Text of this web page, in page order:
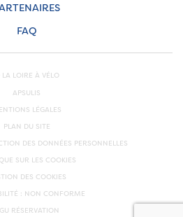
FAQ
LOIRE À VÉLO
APSULIS
LÉGALES
PLAN DU SITE
DES DONNÉES PERSONNELLES
SUR LES COOKIES
DES COOKIES
: NON CONFORME
RÉSERVATION